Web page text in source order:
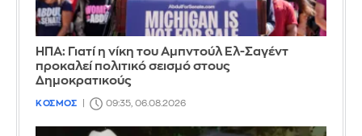
ΗΠΑ: Γιατί η νίκη του Αμπντούλ Ελ-Σαγέντ
προκαλεί πολιτικό σεισμό στους
Δημοκρατικούς
ΚΟΣΜΟΣ 09:35, 06.08.2026